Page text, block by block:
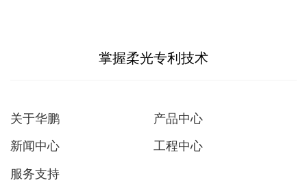
掌握柔光专利技术
关于华鹏 产品中心
新闻中心 工程中心
服务支持